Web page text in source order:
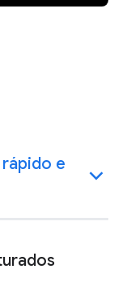
e